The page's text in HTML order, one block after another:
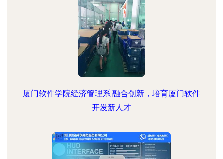
厦门软件学院经济管理系 融合创新，培育厦门软件
开发新人才